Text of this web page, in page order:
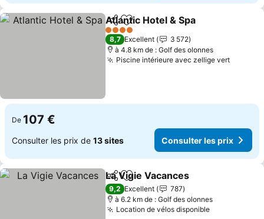
PartagerAjouter à mes favoris
Atlantic Hotel & Spa
4 Étoiles
8,7 Excellent
3 572
à 4.8 km de : Golf des olonnes
Piscine intérieure avec zellige vert
De 107 €
Consulter les prix de 13 sites Consulter les prix
PartagerAjouter à mes favoris
La Vigie Vacances
9,2 Excellent
787
à 6.2 km de : Golf des olonnes
Location de vélos disponible